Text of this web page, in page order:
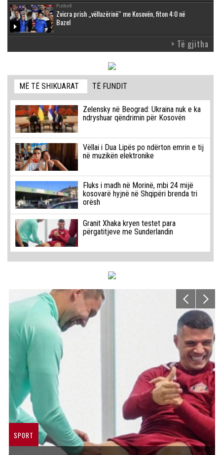
Futboll
Zvicra prish „vëllazërinë“ me Kosovën, fiton 4:0 në
Bazel
> Të gjitha
MË TË SHIKUARAT TË FUNDIT
Zelensky në Beograd: Ukraina nuk e ka
ndryshuar qëndrimin për Kosovën
Vëllai i Dua Lipës po ndërton emrin e tij
në muzikën elektronike
Fluks i madh në Morinë, mbi 24 mijë
kosovarë hyjnë në Shqipëri brenda tri
orësh
Granit Xhaka kryen testet para
përgatitjeve me Sunderlandin
SPORT